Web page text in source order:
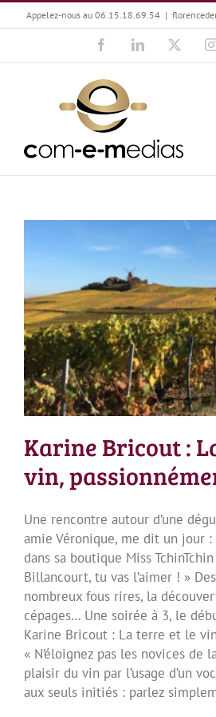
Passer
au
Appelez-nous au 06.15.18.69.54 |
FacebookLinkedIn
Karine Bricout : La terre et le
Karine Bricout :
vin,
Une rencontre autour d’une
amie Véronique, me dit un jour :
dans sa boutique Miss
Billancourt, tu vas l’aimer ! »
nombreux fous rires, la
cépages… Une soirée à 3, le
Karine Bricout : La terre et le
« N’éloignez pas les novices de
plaisir du vin par l’usage d’un
aux seuls initiés : parlez